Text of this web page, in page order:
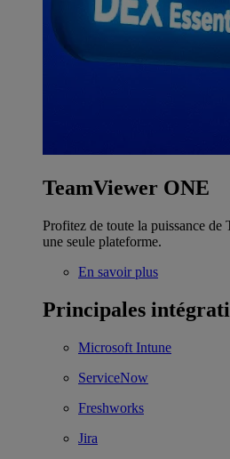
TeamViewer ONE
Profitez de toute la puissance de
une seule plateforme.
En savoir plus
Principales
Microsoft Intune
ServiceNow
Freshworks
Jira